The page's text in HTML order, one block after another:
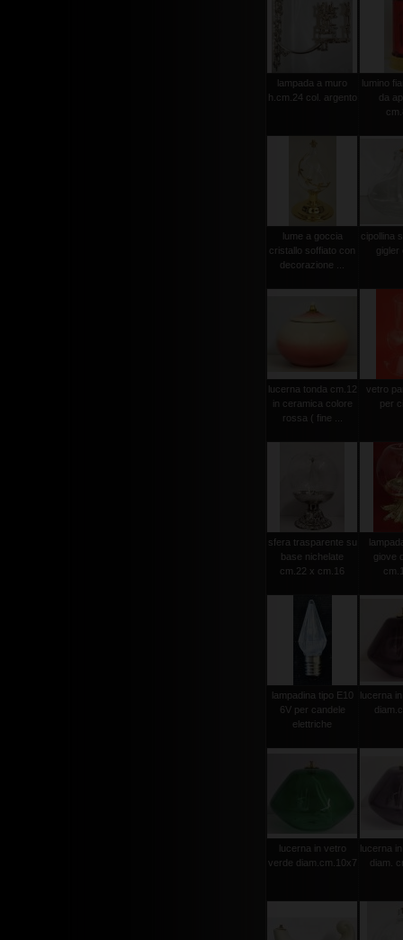
lampada a muro
h.cm.24 col. argento
lumino
da
lume a goccia
cristallo soffiato con
decorazione ...
cipollina
gigler
lucerna tonda cm.12
in ceramica colore
rossa ( fine ...
vetro
per
sfera trasparente su
base nichelate
cm.22 x cm.16
giove
lampadina tipo E10
6V per candele
elettriche
lucerna
lucerna in vetro
verde diam.cm.10x7
lucerna
diam.